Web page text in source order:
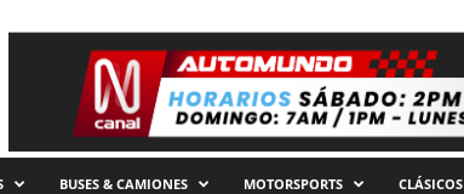
BUSES & CAMIONES MOTORSPORTS CLÁSICOS